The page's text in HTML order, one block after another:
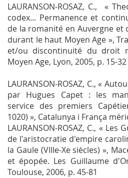
LAURANSON-ROSAZ, C., «
codex... Permanence et
de la romanité en Auvergne et
durant le haut Moyen Age »,
et/ou discontinuité du droit
Moyen Age, Lyon, 2005, p. 15-32
LAURANSON-ROSAZ, C., «
par Hugues Capet : les
service des premiers
1020) », Catalunya i França
LAURANSON-ROSAZ, C., «
de l'aristocratie d'empire
la Gaule (VIIIe-Xe siècles) »,
et épopée. Les Guillaume
Toulouse, 2006, p. 45-81